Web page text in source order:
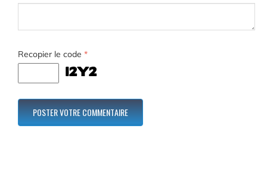
Recopier le code *